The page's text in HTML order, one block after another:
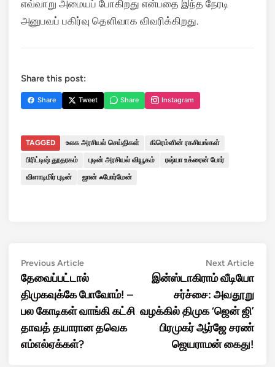
எவ்வாறு அமையப் போகிறது என்பதை இந்த நேரடி
அனுபவப் பகிர்வு தெளிவாக விவரிக்கிறது.
Share this post:
Share Tweet Share Instagram
TAGGED உலக அரசியல் செய்திகள்
கிரெம்ளின் ரகசியங்கள்
பிரிட்டிஷ் தூதரகம்
புடின் அரசியல் வியூகம்
ரஷ்யா உக்ரைன் போர்
விளாடிமிர் புடின்
ஜான் ஃபோர்மேன்
Post
navigation
Previous ArticlePrevious
article:
தேவைப்பட்டால்
திமுகவுக்கே போவோம்! –
பல கோடிகள் வாங்கி கட்சி
தாவத் தயாரான தவெக
எம்எல்ஏக்கள்?
Next ArticleNext
இன்ஸ்டாகிராம் வீடியோ
சர்ச்சை: அவதூறு
வழக்கில் திமுக ‘ஜென் ஜி’
பிரமுகர் ஆர்ஜே சரண்
ஜெயராமன் கைது!